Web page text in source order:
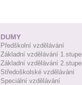
DUMY
Předškolní vzdělávání
Základní vzdělávání
Základní vzdělávání
Středoškolské vzdělávání
Speciální vzdělávání